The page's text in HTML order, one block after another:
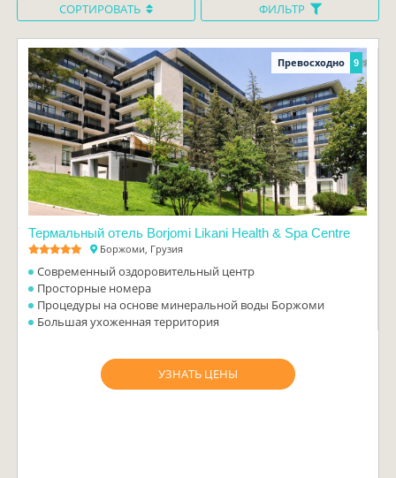
СОРТИРОВАТЬ ФИЛЬТР
Превосходно 9
Термальный отель Borjomi Likani Health & Spa Centre
Боржоми, Грузия
Современный оздоровительный центр
Просторные номера
Процедуры на основе минеральной воды Боржоми
Большая ухоженная территория
УЗНАТЬ ЦЕНЫ